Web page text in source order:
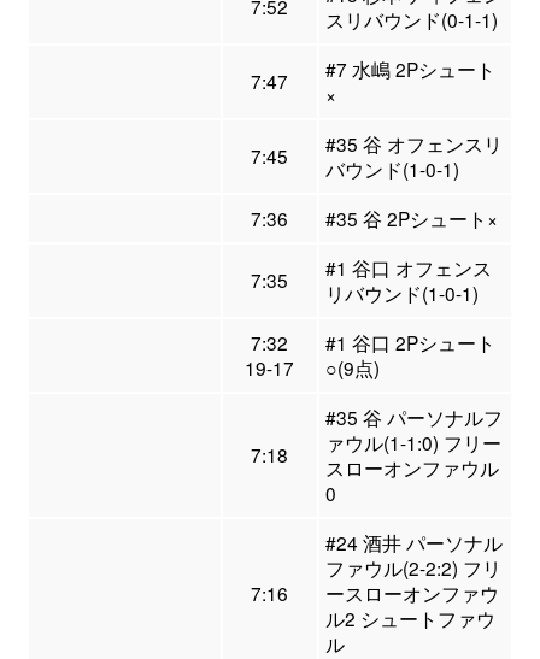
7:52
スリバウンド(0-1-1)
7:47
#7 水嶋 2Pシュート
×
7:45
#35 谷 オフェンスリ
バウンド(1-0-1)
7:36
#35 谷 2Pシュート×
7:35
#1 谷口 オフェンス
リバウンド(1-0-1)
7:32
19-17
#1 谷口 2Pシュート
○(9点)
7:18
#35 谷 パーソナルフ
ァウル(1-1:0) フリー
スローオンファウル
0
7:16
#24 酒井 パーソナル
ファウル(2-2:2) フリ
ースローオンファウ
ル2 シュートファウ
ル